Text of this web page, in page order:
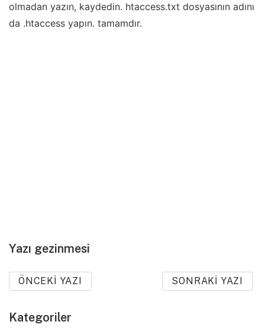
olmadan yazın, kaydedin. htaccess.txt dosyasının adını
da .htaccess yapın. tamamdır.
Yazı gezinmesi
ÖNCEKI YAZI SONRAKI YAZI
Kategoriler